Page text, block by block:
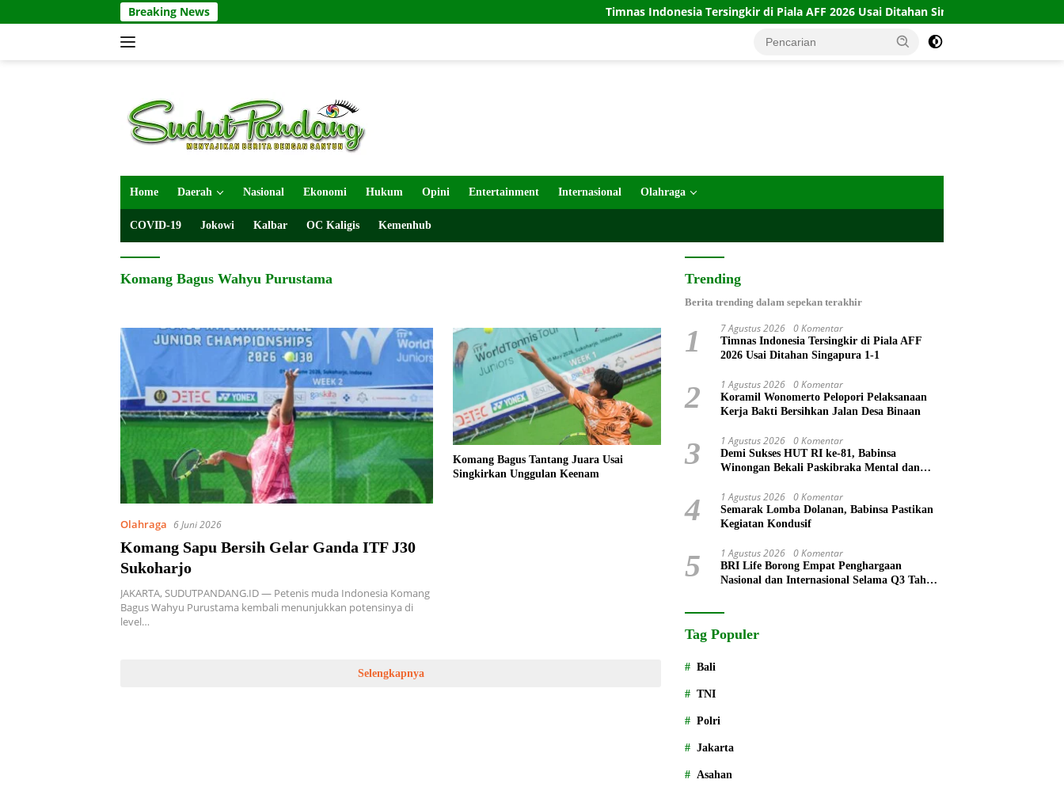
ke
Breaking News Timnas Indonesia Tersingkir di Piala AFF 2026 Usai Ditahan Singapura 1-1
Home Daerah Nasional Ekonomi Hukum Opini Entertainment Internasional Olahraga
COVID-19 Jokowi Kalbar OC Kaligis Kemenhub
Komang Bagus Wahyu Purustama
Olahraga 6 Juni 2026
Komang Sapu Bersih Gelar Ganda ITF J30
Sukoharjo
JAKARTA, SUDUTPANDANG.ID — Petenis muda Indonesia Komang
Bagus Wahyu Purustama kembali menunjukkan potensinya di
level…
Komang Bagus Tantang Juara Usai
Singkirkan Unggulan Keenam
Selengkapnya
Trending
Berita trending dalam sepekan terakhir
1 7 Agustus 2026 0 Komentar
Timnas Indonesia Tersingkir di Piala AFF
2026 Usai Ditahan Singapura 1-1
2 1 Agustus 2026 0 Komentar
Koramil Wonomerto Pelopori Pelaksanaan
Kerja Bakti Bersihkan Jalan Desa Binaan
3 1 Agustus 2026 0 Komentar
Demi Sukses HUT RI ke-81, Babinsa
Winongan Bekali Paskibraka Mental dan
4 1 Agustus 2026 0 Komentar
Semarak Lomba Dolanan, Babinsa Pastikan
Kegiatan Kondusif
5 1 Agustus 2026 0 Komentar
BRI Life Borong Empat Penghargaan
Nasional dan Internasional Selama Q3 Tahun
Tag Populer
Bali
TNI
Polri
Jakarta
Asahan